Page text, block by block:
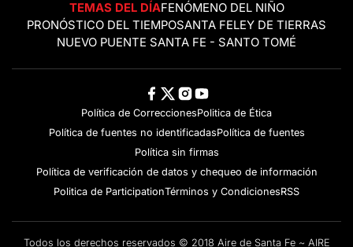
TEMAS DEL DÍAFENÓMENO DEL NIÑO
PRONÓSTICO DEL TIEMPOSANTA FELEY DE TIERRAS
NUEVO PUENTE SANTA FE - SANTO TOMÉ
Política de CorreccionesPolitica de Ética
Política de fuentes no identificadasPolítica de fuentes
Política sin firmas
Política de verificación de datos y chequeo de información
Politica de ParticipationTérminos y CondicionesRSS
Todos los derechos reservados © 2018 Aire de Santa Fe ~ AIRE